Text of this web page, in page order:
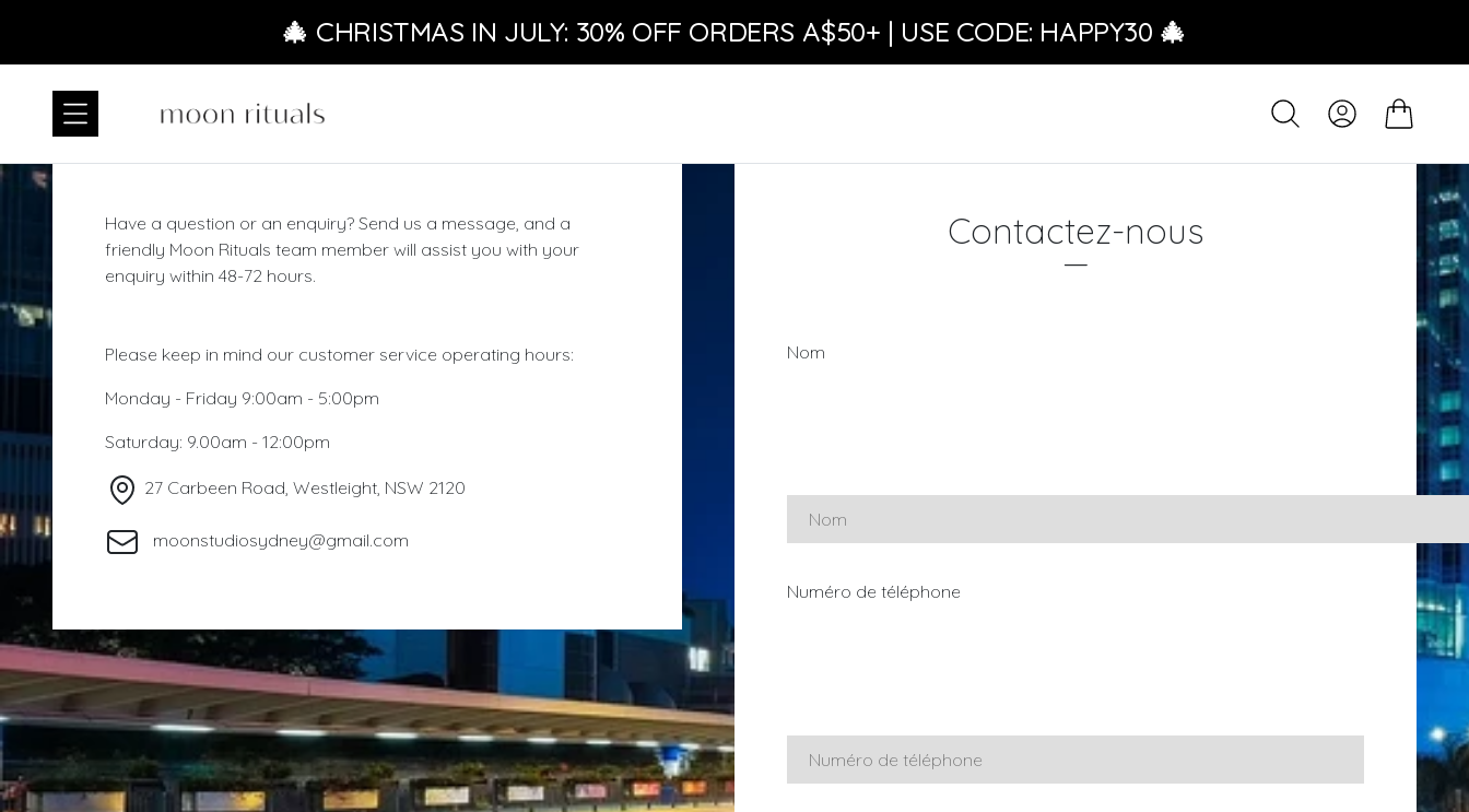
🎄 CHRISTMAS IN JULY: 30% OFF ORDERS A$50+ | USE CODE: HAPPY30 🎄
Have a question or an enquiry? Send us a message, and a
friendly Moon Rituals team member will assist you with your
enquiry within 48-72 hours.
Please keep in mind our customer service operating hours:
Monday - Friday 9:00am - 5:00pm
Saturday: 9.00am - 12:00pm
27 Carbeen Road, Westleight, NSW 2120
moonstudiosydney@gmail.com
Contactez-nous
—
Nom
Numéro de téléphone